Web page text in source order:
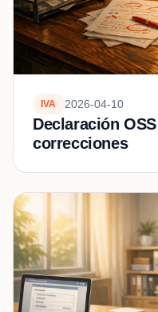
IVA 2026-04-10
Declaración
correcciones